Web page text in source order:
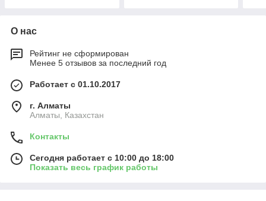
О нас
Рейтинг не сформирован
Менее 5 отзывов за последний год
Работает с 01.10.2017
г. Алматы
Алматы, Казахстан
Контакты
Сегодня работает с 10:00 до 18:00
Показать весь график работы